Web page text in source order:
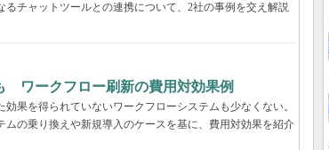
チャットツールとの連携について、2社の事例を交え解説
ワークフロー刷新の費用対効果例
果を得られていないワークフローシステムも少なくない。
の乗り換えや新規導入のケースを基に、費用対効果を紹介